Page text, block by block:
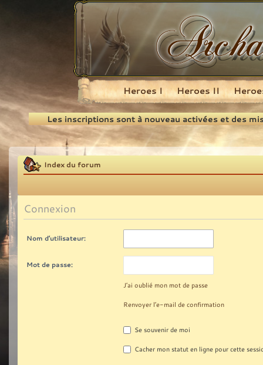
Recherche
Heroes I Heroes II
Les inscriptions sont à nouveau activées et des
Index du forum
Connexion
Nom d’utilisateur:
Mot de passe:
J’ai oublié mon mot de passe
Renvoyer l’e-mail de confirmation
Se souvenir de moi
Cacher mon statut en ligne pour cette